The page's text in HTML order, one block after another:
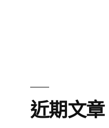
近期文章